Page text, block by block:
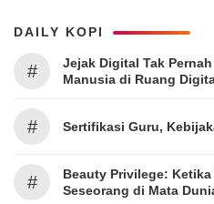
DAILY KOPI
#
Jejak Digital Tak
Manusia di Ruang
# Sertifikasi Guru,
#
Beauty Privilege:
Seseorang di Mata